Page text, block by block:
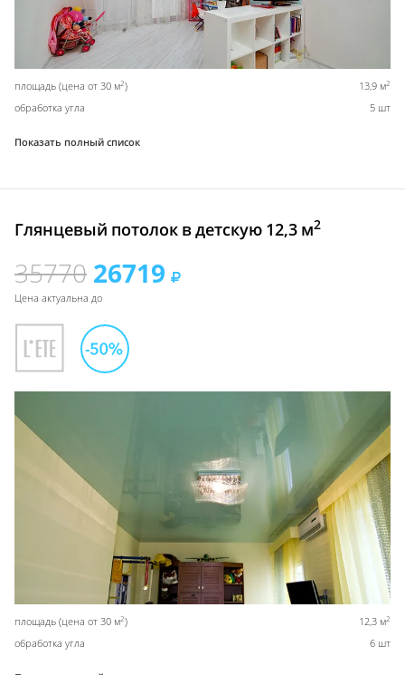
площадь (цена от 30 м2) 13,9 м2
обработка угла 5 шт
Показать полный список
Глянцевый потолок в детскую 12,3 м2
35770 26719
Цена актуальна до
площадь (цена от 30 м2) 12,3 м2
обработка угла 6 шт